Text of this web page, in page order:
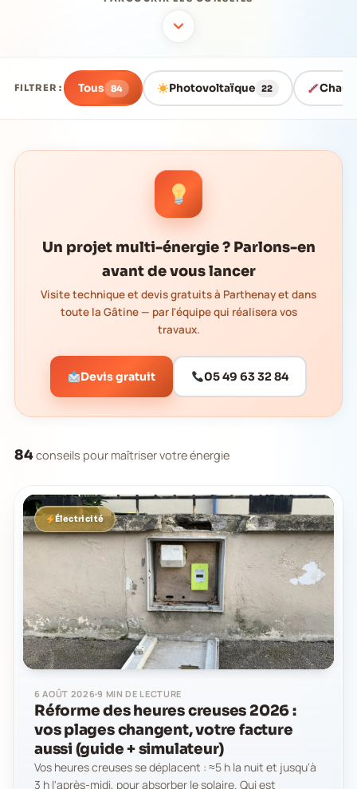
FILTRER : Tous 84 Photovoltaïque 22
Un projet multi-énergie ? Parlons-en
avant de vous lancer
Visite technique et devis gratuits à Parthenay et dans
toute la Gâtine — par l'équipe qui réalisera vos
travaux.
Devis gratuit 05 49 63 32 84
84conseils pour maîtriser votre énergie
Électricité
6 AOÛT 2026 9 MIN DE LECTURE
Réforme des heures creuses 2026 :
vos plages changent, votre facture
aussi (guide + simulateur)
Vos heures creuses se déplacent : ≈5 h la nuit et jusqu'à
3 h l'après-midi, pour absorber le solaire. Qui est